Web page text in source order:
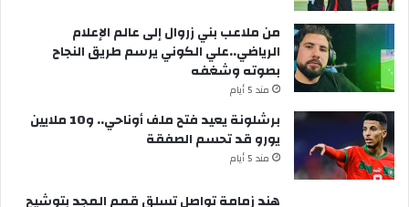
من ملاعب بني زروال إلى عالم الإعلام
الرياضي..علي الكوني يرسم طريق النجاح
بصوته وشغفه
مند 5 أيام
برشلونة يعيد فتح ملف أوناحي.. و10 ملايين
يورو قد تحسم الصفقة
مند 5 أيام
هند زمامة تواصل تسلق قمم المجد بتوشيح